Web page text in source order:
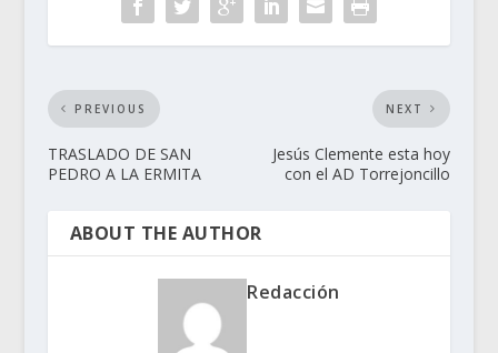
PREVIOUS
TRASLADO DE SAN
PEDRO A LA ERMITA
NEXT
Jesús Clemente esta hoy
con el AD Torrejoncillo
ABOUT THE AUTHOR
Redacción